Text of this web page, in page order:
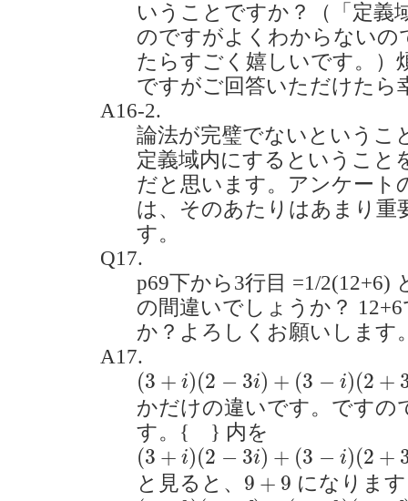
いうことですか？（「定義
のですがよくわからないの
たらすごく嬉しいです。）
ですがご回答いただけたら
A16-2.
論法が完璧でないというこ
定義域内にするということ
だと思います。アンケート
は、そのあたりはあまり重
す。
Q17.
p69下から3行目 =1/2(12+6)
の間違いでしょうか？
か？よろしくお願いします
A17.
(3 + i)(2 − 3i) + (3 − i)(2 +
(3 i (2−3 +(3 i (2 i)
かだけの違いです。ですの
す。{ } 内を
(3 + i)(2 − 3i) + (3 − i)(2 +
(3 +i (2 −3 i) +(3 i (2 )=(6 − 7
と見ると、 9 + 9
9 +9 になりま